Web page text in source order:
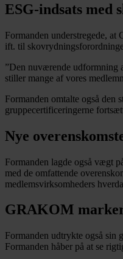
ESG-indsats med
Formanden understregede,
ift. til
”Den nuværende udformning
stiller mange af vores
Formanden omtalte også den
gruppecertificeringerne
Nye
Formanden lagde også vægt
med de omfattende
medlemsvirksomheders
GRAKOM
Formanden udtrykte også
Formanden håber på at se